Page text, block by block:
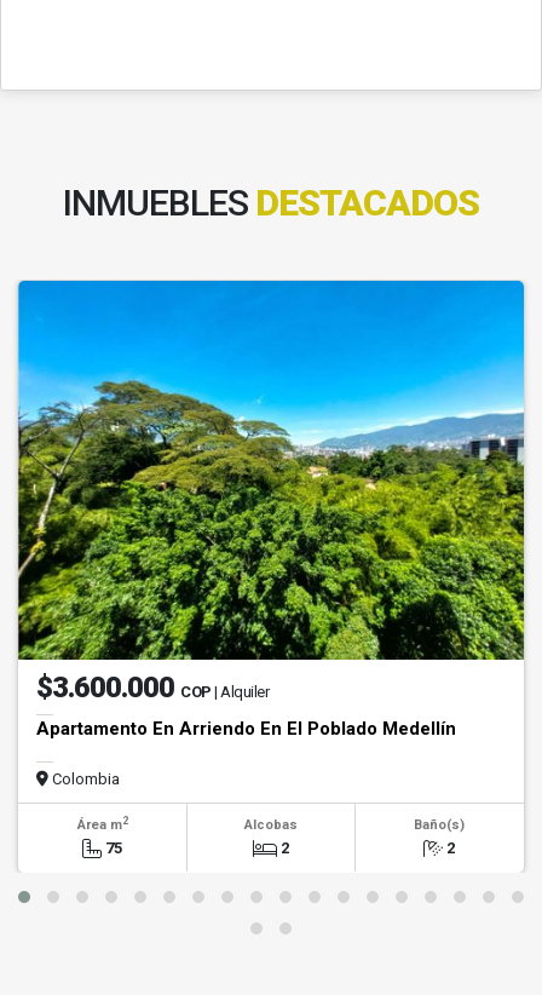
INMUEBLES DESTACADOS
$3.600.000 COP | Alquiler
Apartamento En Arriendo En El Poblado Medellín
Colombia
Área m2
75
Alcobas
2
Baño(s)
2